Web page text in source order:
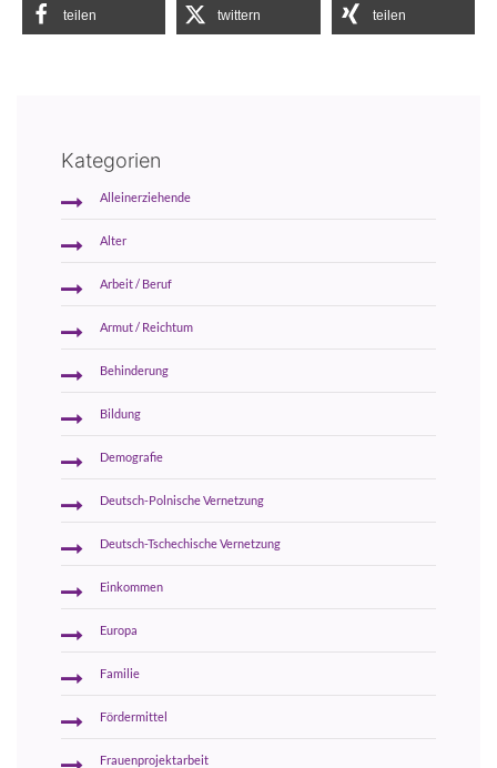
teilen twittern teilen
Kategorien
Alleinerziehende
Alter
Arbeit / Beruf
Armut / Reichtum
Behinderung
Bildung
Demografie
Deutsch-Polnische Vernetzung
Deutsch-Tschechische Vernetzung
Einkommen
Europa
Familie
Fördermittel
Frauenprojektarbeit